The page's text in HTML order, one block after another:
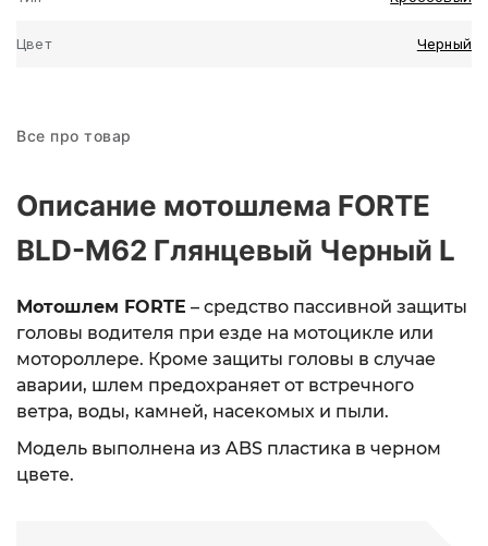
Цвет Черный
Все про товар
Описание мотошлема FORTE
BLD-M62 Глянцевый Черный L
Мотошлем FORTE – средство пассивной защиты
головы водителя при езде на мотоцикле или
мотороллере. Кроме защиты головы в случае
аварии, шлем предохраняет от встречного
ветра, воды, камней, насекомых и пыли.
Модель выполнена из ABS пластика в черном
цвете.